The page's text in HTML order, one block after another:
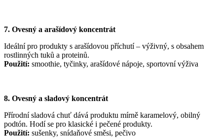
7. Ovesný a arašídový koncentrát
Ideální pro produkty s arašídovou příchutí – výživný, s obsahem
rostlinných tuků a proteinů.
Použití: smoothie, tyčinky, arašídové nápoje, sportovní výživa
8. Ovesný a sladový koncentrát
Přírodní sladová chuť dává produktu mírně karamelový, obilný
podtón. Hodí se pro klasické i pečené produkty.
Použití: sušenky, snídaňové směsi, pečivo